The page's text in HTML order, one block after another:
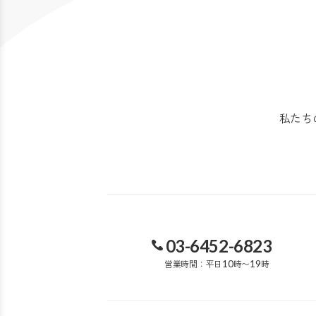
私た
03-6452-6823
営業時間：平日 10時〜19時